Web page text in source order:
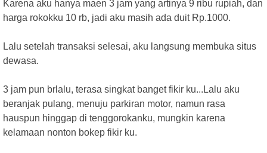
Karena aku hanya maen 3 jam yang artinya 9 ribu rupiah, dan
harga rokokku 10 rb, jadi aku masih ada duit Rp.1000.
Lalu setelah transaksi selesai, aku langsung membuka situs
dewasa.
3 jam pun brlalu, terasa singkat banget fikir ku...Lalu aku
beranjak pulang, menuju parkiran motor, namun rasa
hauspun hinggap di tenggorokanku, mungkin karena
kelamaan nonton bokep fikir ku.